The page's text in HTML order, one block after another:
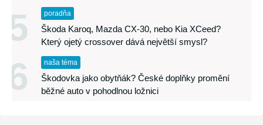
5 poradňa
Škoda Karoq, Mazda CX-30, nebo Kia XCeed?
Který ojetý crossover dává největší smysl?
6 naša téma
Škodovka jako obytňák? České doplňky promění
běžné auto v pohodlnou ložnici